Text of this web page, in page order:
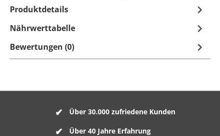
Produktdetails
Nährwerttabelle
Bewertungen (0)
Über 30.000 zufriedene Kunden
Über 40 Jahre Erfahrung